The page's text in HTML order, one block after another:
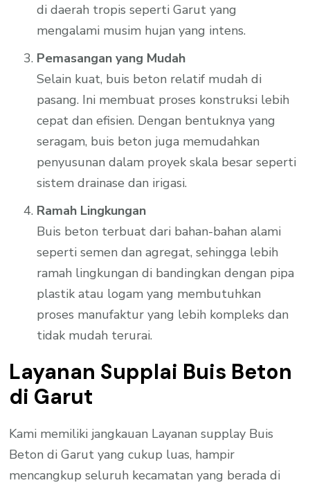
di daerah tropis seperti Garut yang
mengalami musim hujan yang intens.
Pemasangan yang Mudah
Selain kuat, buis beton relatif mudah di
pasang. Ini membuat proses konstruksi lebih
cepat dan efisien. Dengan bentuknya yang
seragam, buis beton juga memudahkan
penyusunan dalam proyek skala besar seperti
sistem drainase dan irigasi.
Ramah Lingkungan
Buis beton terbuat dari bahan-bahan alami
seperti semen dan agregat, sehingga lebih
ramah lingkungan di bandingkan dengan pipa
plastik atau logam yang membutuhkan
proses manufaktur yang lebih kompleks dan
tidak mudah terurai.
Layanan Supplai Buis Beton
di Garut
Kami memiliki jangkauan Layanan supplay Buis
Beton di Garut yang cukup luas, hampir
mencangkup seluruh kecamatan yang berada di